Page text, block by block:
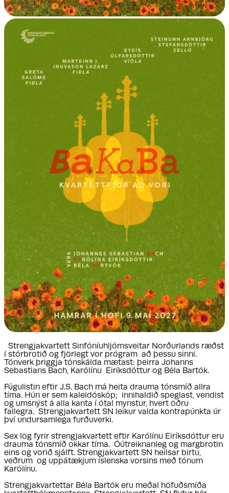
Strengjakvartett Sinfóníuhljómsveitar Norðurlands ræðst
í stórbrotið og fjörlegt vor prógram að þessu sinni.
Tónverk þriggja tónskálda mætast: þeirra Johanns
Sebastians Bach, Karólínu Eiríksdóttur og Béla Bartók.
Fúgulistin eftir J.S. Bach má heita drauma tónsmíð allra
tíma. Hún er sem kaleidóskóp; innihaldið speglast, vendist
og umsnýst á alla kanta í ótal mynstur, hvert öðru
fallegra. Strengjakvartett SN leikur valda kontrapúnkta úr
því undursamlega furðuverki.
Sex lög fyrir strengjakvartett eftir Karólínu Eiríksdóttur eru
drauma tónsmíð okkar tíma. Óútreiknanleg og margbrotin
eins og vorið sjálft. Strengjakvartett SN heilsar birtu,
veðrum og uppátækjum íslenska vorsins með tónum
Karólínu.
Strengjakvartettar Béla Bartók eru meðal höfuðsmíða